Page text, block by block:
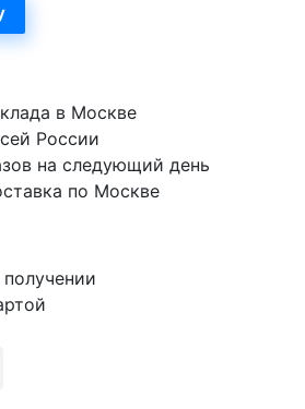
в Москве
России
на следующий день
по Москве